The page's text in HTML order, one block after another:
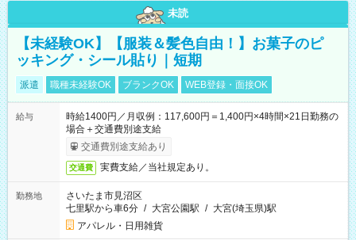
未読
【未経験OK】【服装＆髪色自由！】お菓子のピ
ッキング・シール貼り｜短期
派遣 職種未経験OK ブランクOK WEB登録・面接OK
給与
時給1400円／月収例：117,600円＝1,400円×4時間×21日勤務の
場合＋交通費別途支給
交通費別途支給あり
交通費 実費支給／当社規定あり。
勤務地
さいたま市見沼区
七里駅から車6分 / 大宮公園駅 / 大宮(埼玉県)駅
アパレル・日用雑貨